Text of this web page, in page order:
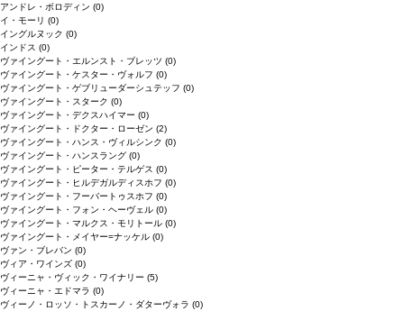
アンドレ・ボロディン (0)
イ・モーリ (0)
イングルヌック (0)
インドス (0)
ヴァイングート・エルンスト・ブレッツ (0)
ヴァイングート・ケスター・ヴォルフ (0)
ヴァイングート・ゲブリューダーシュテッフ (0)
ヴァイングート・スターク (0)
ヴァイングート・デクスハイマー (0)
ヴァイングート・ドクター・ローゼン (2)
ヴァイングート・ハンス・ヴィルシンク (0)
ヴァイングート・ハンスラング (0)
ヴァイングート・ピーター・テルゲス (0)
ヴァイングート・ヒルデガルディスホフ (0)
ヴァイングート・フーバートゥスホフ (0)
ヴァイングート・フォン・ヘーヴェル (0)
ヴァイングート・マルクス・モリトール (0)
ヴァイングート・メイヤー=ナッケル (0)
ヴァン・ブレバン (0)
ヴィア・ワインズ (0)
ヴィーニャ・ヴィック・ワイナリー (5)
ヴィーニャ・エドマラ (0)
ヴィーノ・ロッソ・トスカーノ・ダターヴォラ (0)